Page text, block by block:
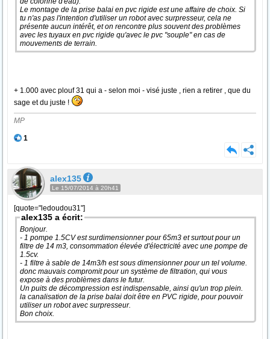
Le montage de la prise balai en pvc rigide est une affaire de choix. Si
tu n'as pas l'intention d'utiliser un robot avec surpresseur, cela ne
présente aucun intérêt, et on rencontre plus souvent des problèmes
avec les tuyaux en pvc rigide qu'avec le pvc "souple" en cas de
mouvements de terrain.
+ 1.000 avec plouf 31 qui a - selon moi - visé juste , rien a retirer , que du
sage et du juste !
MP
1
alex135
Le 15/07/2014 à 20h41
[quote="ledoudou31"]
alex135 a écrit:
Bonjour.
- 1 pompe 1.5CV est surdimensionner pour 65m3 et surtout pour un
filtre de 14 m3, consommation élevée d'électricité avec une pompe de
1.5cv.
- 1 filtre à sable de 14m3/h est sous dimensionner pour un tel volume.
donc mauvais compromit pour un système de filtration, qui vous
expose à des problèmes dans le futur.
Un puits de décompression est indispensable, ainsi qu'un trop plein.
la canalisation de la prise balai doit être en PVC rigide, pour pouvoir
utiliser un robot avec surpresseur.
Bon choix.